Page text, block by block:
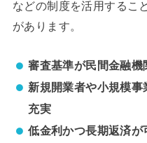
などの制度を活用するこ
があります。
審査基準が民間金融機
新規開業者や小規模
充実
低金利かつ長期返済が